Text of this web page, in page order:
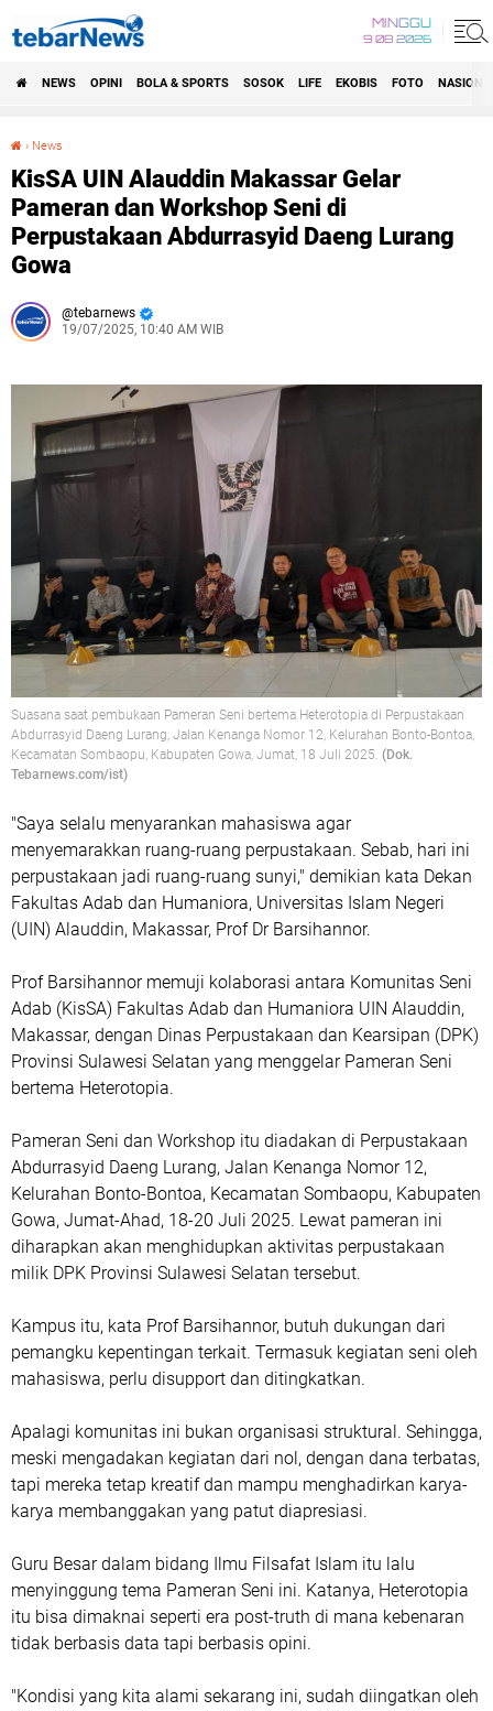
MINGGU
9 08 2026
NEWS OPINI BOLA & SPORTS SOSOK LIFE EKOBIS FOTO
› News
KisSA UIN Alauddin Makassar Gelar
Pameran dan Workshop Seni di
Perpustakaan Abdurrasyid Daeng Lurang
Gowa
tebarnews
19/07/2025, 10:40 AM WIB
Suasana saat pembukaan Pameran Seni bertema Heterotopia di Perpustakaan
Abdurrasyid Daeng Lurang, Jalan Kenanga Nomor 12, Kelurahan Bonto-Bontoa,
Kecamatan Sombaopu, Kabupaten Gowa, Jumat, 18 Juli 2025. (Dok.
Tebarnews.com/ist)
"Saya selalu menyarankan mahasiswa agar
menyemarakkan ruang-ruang perpustakaan. Sebab, hari ini
perpustakaan jadi ruang-ruang sunyi," demikian kata Dekan
Fakultas Adab dan Humaniora, Universitas Islam Negeri
(UIN) Alauddin, Makassar, Prof Dr Barsihannor.
Prof Barsihannor memuji kolaborasi antara Komunitas Seni
Adab (KisSA) Fakultas Adab dan Humaniora UIN Alauddin,
Makassar, dengan Dinas Perpustakaan dan Kearsipan (DPK)
Provinsi Sulawesi Selatan yang menggelar Pameran Seni
bertema Heterotopia.
Pameran Seni dan Workshop itu diadakan di Perpustakaan
Abdurrasyid Daeng Lurang, Jalan Kenanga Nomor 12,
Kelurahan Bonto-Bontoa, Kecamatan Sombaopu, Kabupaten
Gowa, Jumat-Ahad, 18-20 Juli 2025. Lewat pameran ini
diharapkan akan menghidupkan aktivitas perpustakaan
milik DPK Provinsi Sulawesi Selatan tersebut.
Kampus itu, kata Prof Barsihannor, butuh dukungan dari
pemangku kepentingan terkait. Termasuk kegiatan seni oleh
mahasiswa, perlu disupport dan ditingkatkan.
Apalagi komunitas ini bukan organisasi struktural. Sehingga,
meski mengadakan kegiatan dari nol, dengan dana terbatas,
tapi mereka tetap kreatif dan mampu menghadirkan karya-
karya membanggakan yang patut diapresiasi.
Guru Besar dalam bidang Ilmu Filsafat Islam itu lalu
menyinggung tema Pameran Seni ini. Katanya, Heterotopia
itu bisa dimaknai seperti era post-truth di mana kebenaran
tidak berbasis data tapi berbasis opini.
"Kondisi yang kita alami sekarang ini, sudah diingatkan oleh